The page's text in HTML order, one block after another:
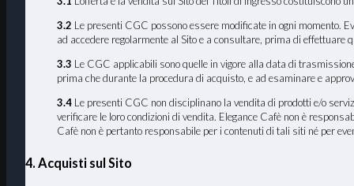
3.2 Le presenti CGC possono essere modificate in ogni momento.
ad accedere regolarmente al Sito e a consultare, prima di
3.3 Le CGC applicabili sono quelle in vigore alla data di
prima che durante la procedura di acquisto, e ad esaminare e
3.4 Le presenti CGC non disciplinano la vendita di prodotti e/o
verificare le loro condizioni di vendita. Elegance Cafè non è
Cafè non è pertanto responsabile per i contenuti di tali siti né per
4. Acquisti sul Sito